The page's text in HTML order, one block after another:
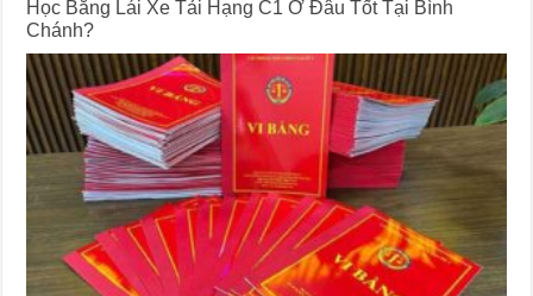
Học Bằng Lái Xe Tải Hạng C1 Ở Đâu Tốt Tại Bình
Chánh?